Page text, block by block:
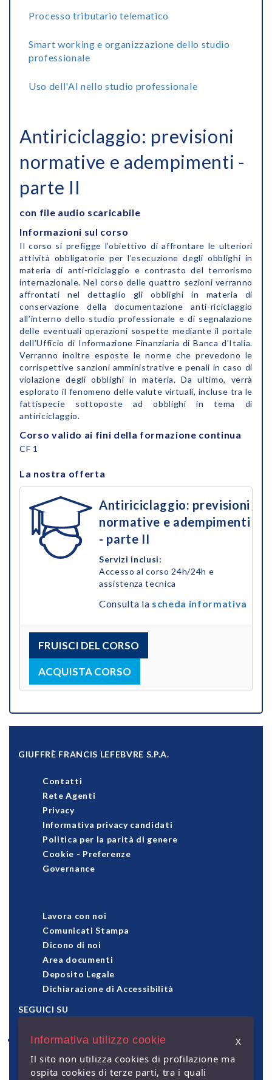
Processo tributario telematico
Smart working e organizzazione dello studio
professionale
Uso dell'AI nello studio professionale
Antiriciclaggio: previsioni
normative e adempimenti -
parte II
con file audio scaricabile
Informazioni sul corso
Il corso si prefigge l’obiettivo di affrontare le ulteriori
attività obbligatorie per l’esecuzione degli obblighi in
materia di anti-riciclaggio e contrasto del terrorismo
internazionale. Nel corso delle quattro sezioni verranno
affrontati nel dettaglio gli obblighi in materia di
conservazione della documentazione anti-riciclaggio
all’interno dello studio professionale e di segnalazione
delle eventuali operazioni sospette mediante il portale
dell’Ufficio di Informazione Finanziaria di Banca d’Italia.
Verranno inoltre esposte le norme che prevedono le
corrispettive sanzioni amministrative e penali in caso di
violazione degli obblighi in materia. Da ultimo, verrà
esplorato il fenomeno delle valute virtuali, incluse tra le
fattispecie sottoposte ad obblighi in tema di
antiriciclaggio.
Corso valido ai fini della formazione continua
CF 1
La nostra offerta
Antiriciclaggio: previsioni
normative e adempimenti
- parte II
Servizi inclusi:
Accesso al corso 24h/24h e
assistenza tecnica
Consulta la scheda informativa
FRUISCI DEL CORSO
ACQUISTA CORSO
GIUFFRÈ FRANCIS LEFEBVRE S.P.A.
Contatti
Rete Agenti
Privacy
Informativa privacy candidati
Politica per la parità di genere
Cookie - Preferenze
Governance
Lavora con noi
Comunicati Stampa
Dicono di noi
Area documenti
Deposito Legale
Dichiarazione di Accessibilità
SEGUICI SU
pagamenti accettati
Informativa utilizzo cookie
X
Il sito non utilizza cookies di profilazione ma
ospita cookies di terze parti, tra i quali